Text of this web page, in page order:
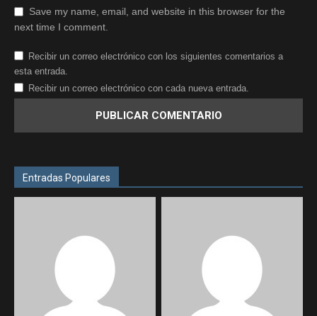
Save my name, email, and website in this browser for the
next time I comment.
Recibir un correo electrónico con los siguientes comentarios a
esta entrada.
Recibir un correo electrónico con cada nueva entrada.
Entradas Populares